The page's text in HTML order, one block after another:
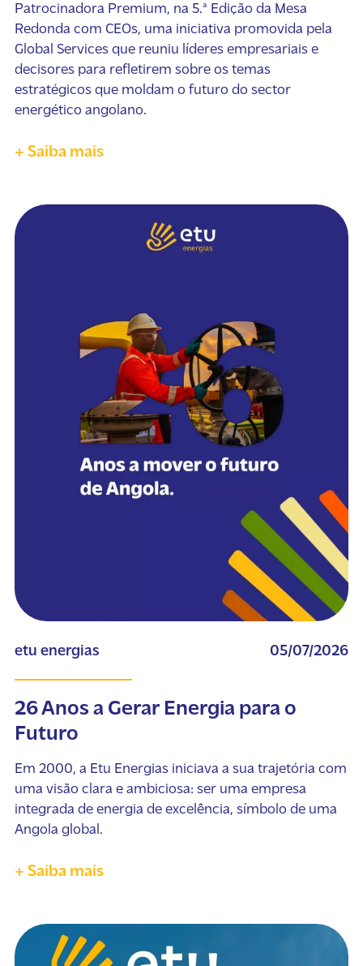
Patrocinadora Premium, na 5.ª Edição da Mesa
Redonda com CEOs, uma iniciativa promovida pela
Global Services que reuniu líderes empresariais e
decisores para refletirem sobre os temas
estratégicos que moldam o futuro do sector
energético angolano.
+ Saiba mais
etu energias 05/07/2026
26 Anos a Gerar Energia para o
Futuro
Em 2000, a Etu Energias iniciava a sua trajetória com
uma visão clara e ambiciosa: ser uma empresa
integrada de energia de excelência, símbolo de uma
Angola global.
+ Saiba mais